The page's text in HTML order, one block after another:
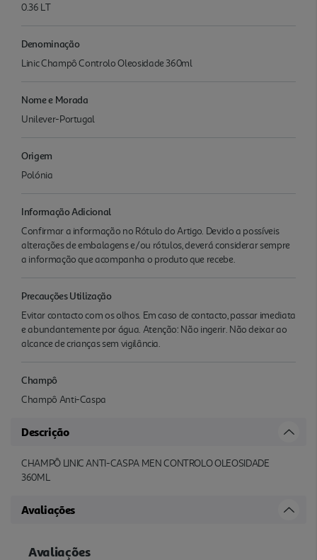
0.36 LT
Denominação
Linic Champô Controlo Oleosidade 360ml
Nome e Morada
Unilever-Portugal
Origem
Polónia
Informação Adicional
Confirmar a informação no Rótulo do Artigo. Devido a possíveis
alterações de embalagens e/ou rótulos, deverá considerar sempre
a informação que acompanha o produto que recebe.
Precauções Utilização
Evitar contacto com os olhos. Em caso de contacto, passar imediata
e abundantemente por água. Atenção: Não ingerir. Não deixar ao
alcance de crianças sem vigilância.
Champô
Champô Anti-Caspa
Descrição
CHAMPÔ LINIC ANTI-CASPA MEN CONTROLO OLEOSIDADE
360ML
Avaliações